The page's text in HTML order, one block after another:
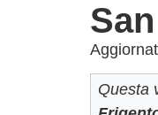
Questa